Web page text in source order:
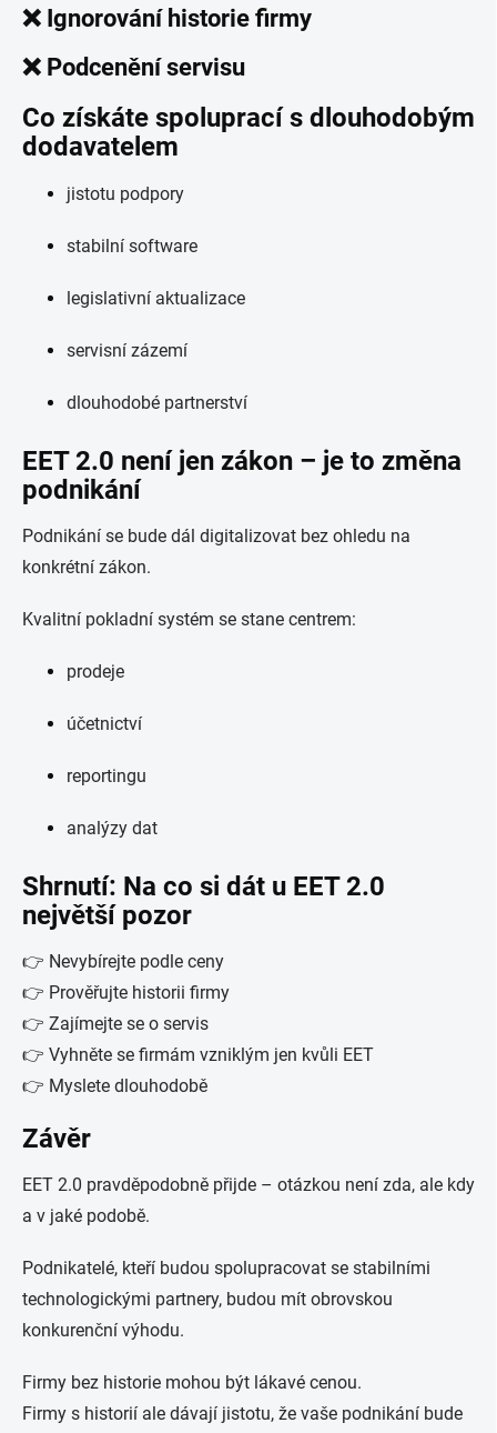
❌ Ignorování historie firmy
❌ Podcenění servisu
Co získáte spoluprací s dlouhodobým
dodavatelem
jistotu podpory
stabilní software
legislativní aktualizace
servisní zázemí
dlouhodobé partnerství
EET 2.0 není jen zákon – je to změna
podnikání
Podnikání se bude dál digitalizovat bez ohledu na
konkrétní zákon.
Kvalitní pokladní systém se stane centrem:
prodeje
účetnictví
reportingu
analýzy dat
Shrnutí: Na co si dát u EET 2.0
největší pozor
👉 Nevybírejte podle ceny
👉 Prověřujte historii firmy
👉 Zajímejte se o servis
👉 Vyhněte se firmám vzniklým jen kvůli EET
👉 Myslete dlouhodobě
Závěr
EET 2.0 pravděpodobně přijde – otázkou není zda, ale kdy
a v jaké podobě.
Podnikatelé, kteří budou spolupracovat se stabilními
technologickými partnery, budou mít obrovskou
konkurenční výhodu.
Firmy bez historie mohou být lákavé cenou.
Firmy s historií ale dávají jistotu, že vaše podnikání bude